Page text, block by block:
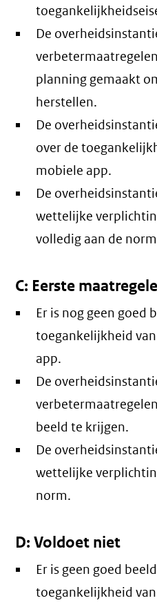
De
planning gemaakt
herstellen.
De
over de
mobiele app.
De
wettelijke
volledig aan de
C: Eerste
Er is nog geen goed
toegankelijkheid
app.
De
beeld te krijgen.
De
wettelijke
norm.
D: Voldoet niet
Er is geen goed
toegankelijkheid